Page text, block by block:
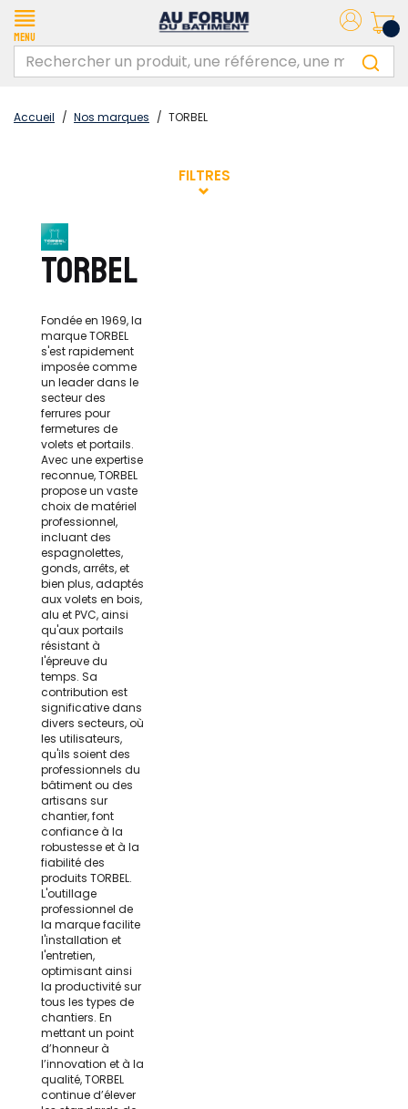
Menu
Accueil / Nos marques / TORBEL
FILTRES
TORBEL
Fondée en 1969, la
marque TORBEL
s'est rapidement
imposée comme
un leader dans le
secteur des
ferrures pour
fermetures de
volets et portails.
Avec une expertise
reconnue, TORBEL
propose un vaste
choix de matériel
professionnel,
incluant des
espagnolettes,
gonds, arrêts, et
bien plus, adaptés
aux volets en bois,
alu et PVC, ainsi
qu'aux portails
résistant à
l'épreuve du
temps. Sa
contribution est
significative dans
divers secteurs, où
les utilisateurs,
qu'ils soient des
professionnels du
bâtiment ou des
artisans sur
chantier, font
confiance à la
robustesse et à la
fiabilité des
produits TORBEL.
L'outillage
professionnel de
la marque facilite
l'installation et
l'entretien,
optimisant ainsi
la productivité sur
tous les types de
chantiers. En
mettant un point
d’honneur à
l’innovation et à la
qualité, TORBEL
continue d’élever